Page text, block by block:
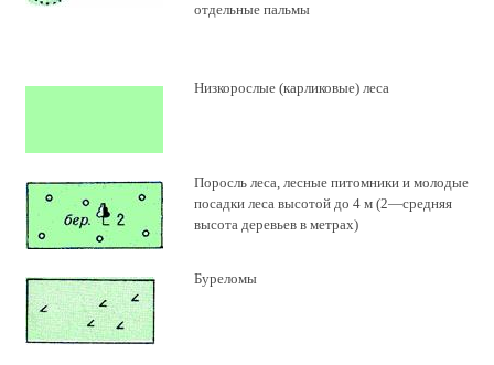
отдельные пальмы
Низкорослые (карликовые) леса
Поросль леса, лесные питомники и молодые
посадки леса высотой до 4 м (2—средняя
высота деревьев в метрах)
Буреломы